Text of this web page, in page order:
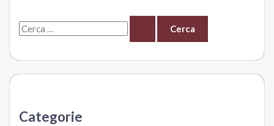
C
r
:Categorie